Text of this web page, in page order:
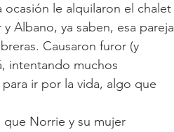
le alquilaron el chalet
Albano, ya saben, esa pareja
Causaron furor (y
intentando muchos
ir por la vida, algo que
Norrie y su mujer